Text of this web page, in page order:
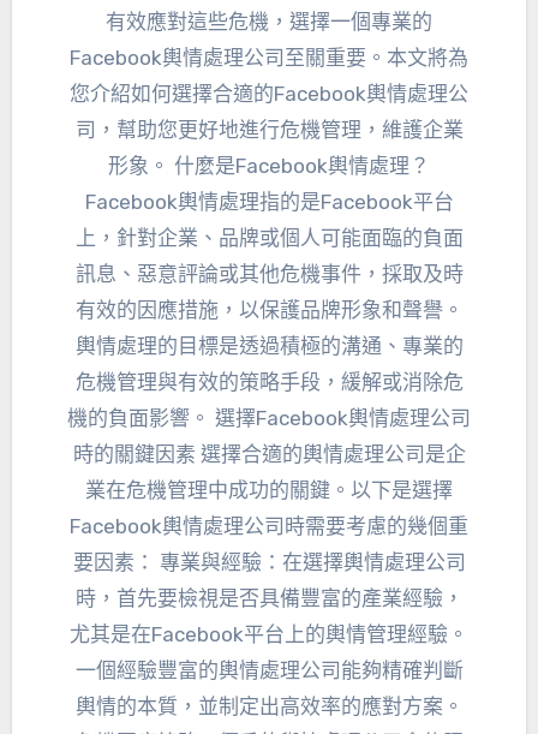
有效應對這些危機，選擇一個專業的
Facebook輿情處理公司至關重要。本文將為
您介紹如何選擇合適的Facebook輿情處理公
司，幫助您更好地進行危機管理，維護企業
形象。 什麼是Facebook輿情處理？
Facebook輿情處理指的是Facebook平台
上，針對企業、品牌或個人可能面臨的負面
訊息、惡意評論或其他危機事件，採取及時
有效的因應措施，以保護品牌形象和聲譽。
輿情處理的目標是透過積極的溝通、專業的
危機管理與有效的策略手段，緩解或消除危
機的負面影響。 選擇Facebook輿情處理公司
時的關鍵因素 選擇合適的輿情處理公司是企
業在危機管理中成功的關鍵。以下是選擇
Facebook輿情處理公司時需要考慮的幾個重
要因素： 專業與經驗：在選擇輿情處理公司
時，首先要檢視是否具備豐富的產業經驗，
尤其是在Facebook平台上的輿情管理經驗。
一個經驗豐富的輿情處理公司能夠精確判斷
輿情的本質，並制定出高效率的應對方案。